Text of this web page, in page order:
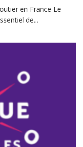
en France Le
de...